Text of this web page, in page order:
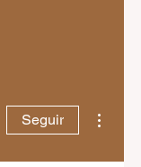
Seguir